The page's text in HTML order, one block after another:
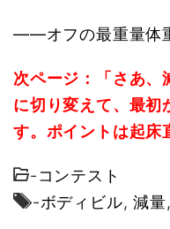
――オフの最重量体
次ページ：「さあ、
に切り変えて、最初
す。ポイントは起床
-コンテスト
-ボディビル,減量